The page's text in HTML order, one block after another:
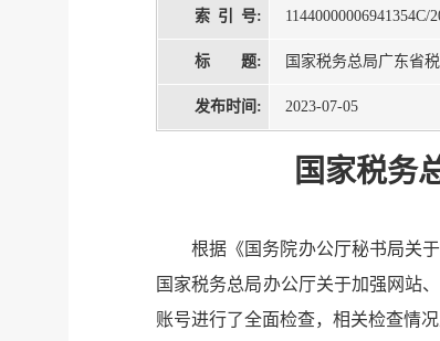
索 引 号: 11440000006941354C/
标 题: 国家税务总局广东省
发布时间: 2023-07-05
国家税务
根据《国务院办公厅秘书局关
国家税务总局办公厅关于加强网站
账号进行了全面检查，相关检查情况